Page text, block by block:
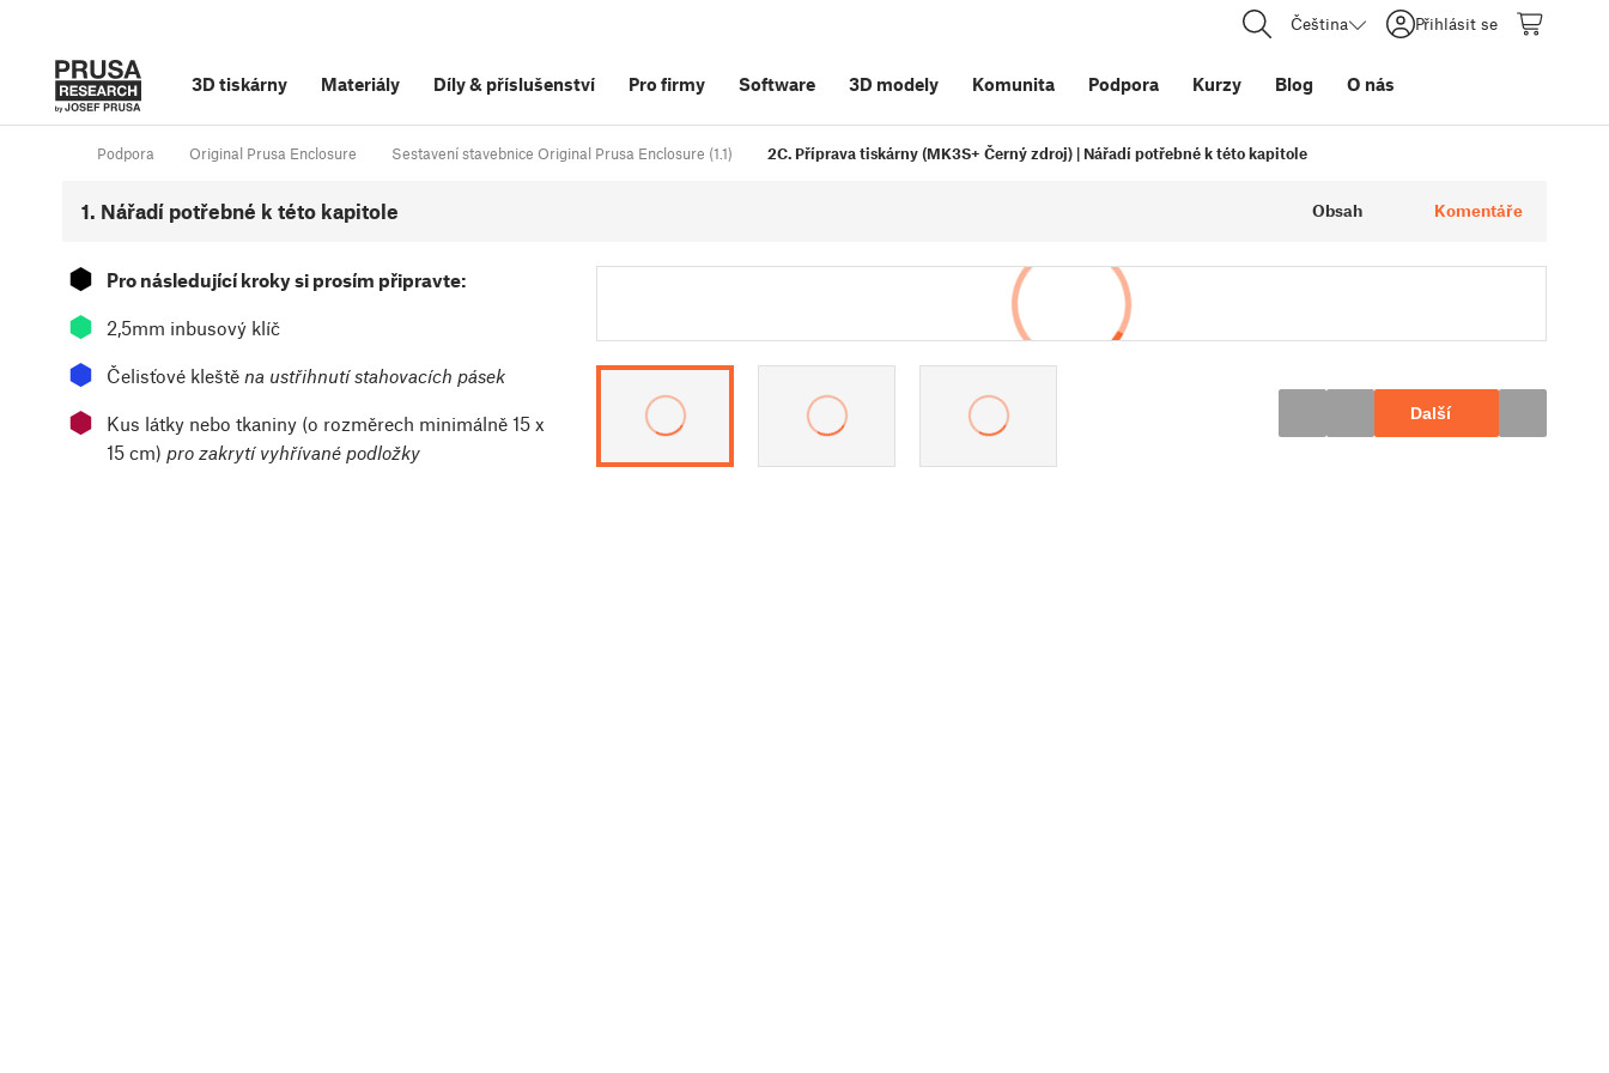
Čeština Přihlásit se
3D tiskárny Materiály Díly& příslušenství Pro firmy Software 3D modely Komunita Podpora Kurzy Blog O nás
Podpora Original Prusa Enclosure Sestavení stavebnice Original Prusa Enclosure (1.1) 2C. Příprava tiskárny (MK3S+ Černý zdroj) | Nářadí potřebné k této kapitole
1. Nářadí potřebné k této kapitole Obsah Komentáře
⬢ Pro následující kroky si prosím připravte:
⬢ 2,5mm inbusový klíč
⬢ Čelisťové kleště na ustřihnutí stahovacích pásek
⬢
Kus látky nebo tkaniny (o rozměrech minimálně 15 x
15 cm) pro zakrytí vyhřívané podložky
Další